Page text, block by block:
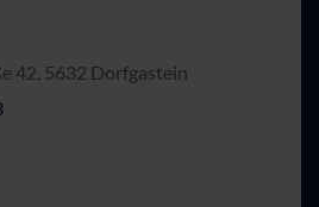
42, 5632 Dorfgastein